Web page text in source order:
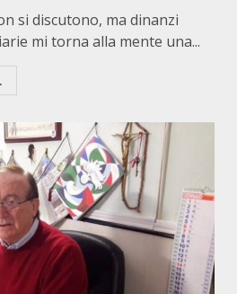
si discutono, ma dinanzi
mi torna alla mente una...